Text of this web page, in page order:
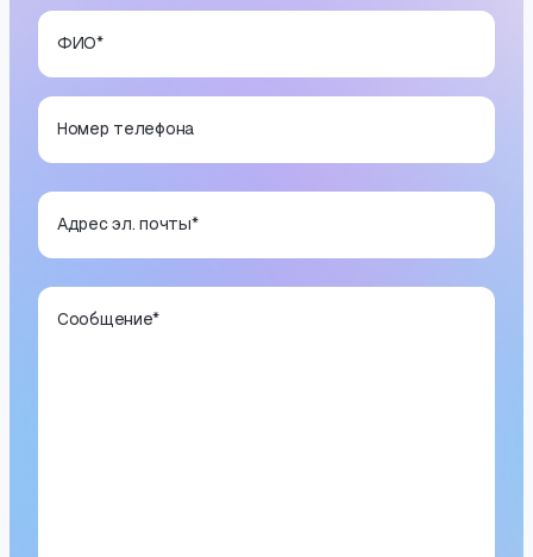
ФИО*
Номер телефона
Адрес эл. почты*
Сообщение*